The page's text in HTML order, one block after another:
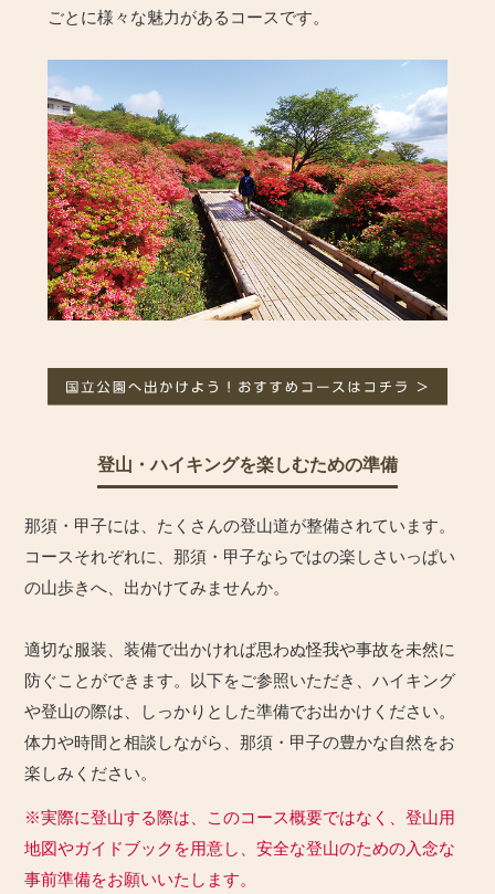
ごとに様々な魅力があるコースです。
登山・ハイキングを楽しむための準備
那須・甲子には、たくさんの登山道が整備されています。
コースそれぞれに、那須・甲子ならではの楽しさいっぱい
の山歩きへ、出かけてみませんか。
適切な服装、装備で出かければ思わぬ怪我や事故を未然に
防ぐことができます。以下をご参照いただき、ハイキング
や登山の際は、しっかりとした準備でお出かけください。
体力や時間と相談しながら、那須・甲子の豊かな自然をお
楽しみください。
※実際に登山する際は、このコース概要ではなく、登山用
地図やガイドブックを用意し、安全な登山のための入念な
事前準備をお願いいたします。